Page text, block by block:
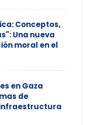
Conceptos,
Una nueva
moral en el
en Gaza
de